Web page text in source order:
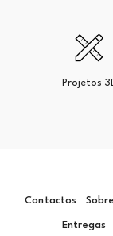
Projetos
Contactos Sobre
Entregas